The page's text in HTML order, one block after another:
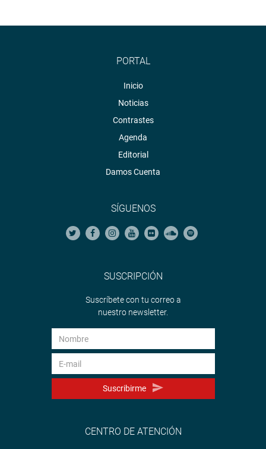
PORTAL
Inicio
Noticias
Contrastes
Agenda
Editorial
Damos Cuenta
SÍGUENOS
SUSCRIPCIÓN
Suscríbete con tu correo a
nuestro newsletter.
Suscribirme
CENTRO DE ATENCIÓN